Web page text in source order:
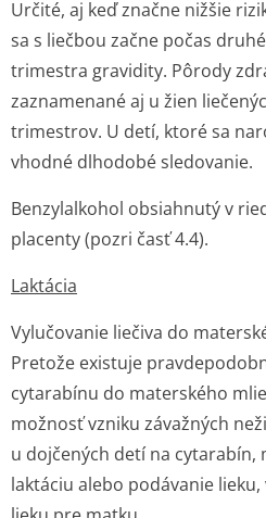
Určité, aj keď značne nižšie
sa s liečbou začne počas
trimestra gravidity. Pôrody
zaznamenané aj u žien
trimestrov. U detí, ktoré sa
vhodné dlhodobé sledovanie.
Benzylalkohol obsiahnutý v
placenty (pozri časť 4.4).
Laktácia
Vylučovanie liečiva do
Pretože existuje
cytarabínu do materského
možnosť vzniku závažných
u dojčených detí na cytarabín,
laktáciu alebo podávanie